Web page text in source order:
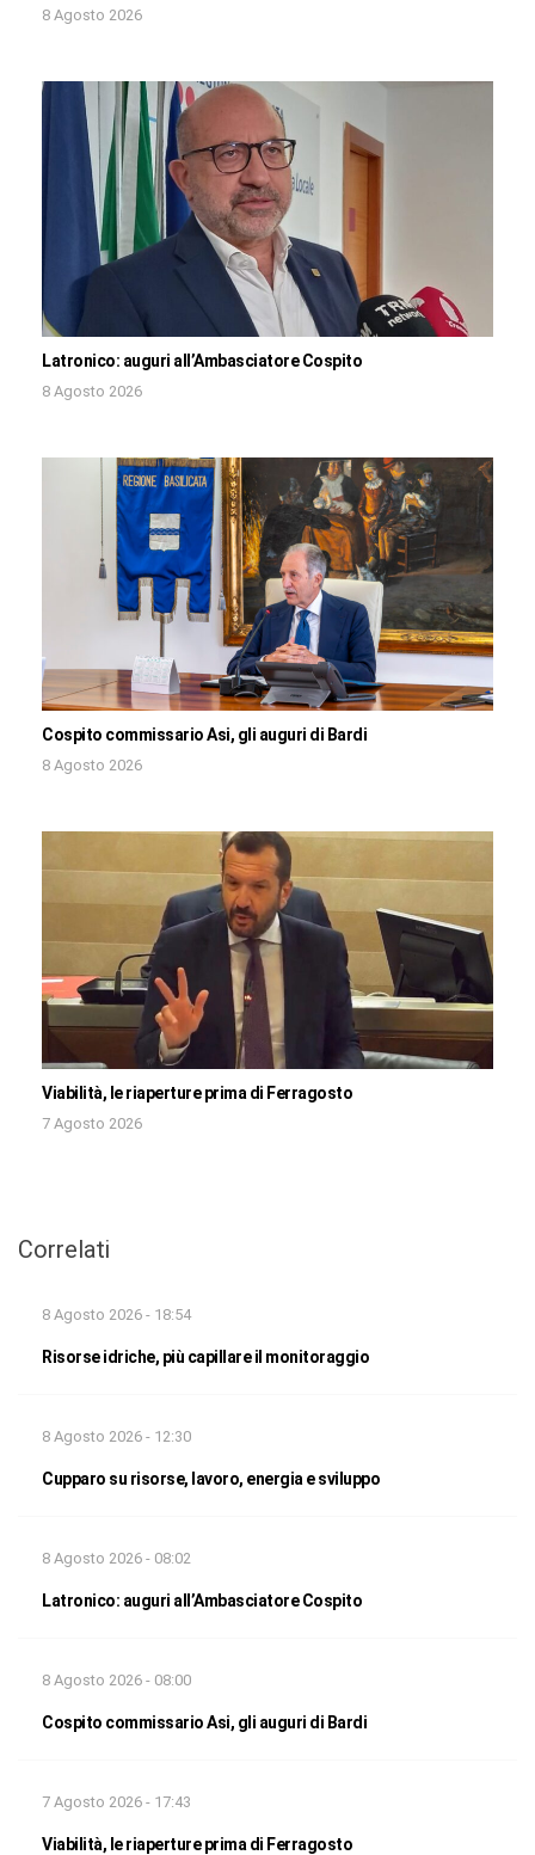
8 Agosto 2026
Latronico: auguri all’Ambasciatore Cospito
8 Agosto 2026
Cospito commissario Asi, gli auguri di Bardi
8 Agosto 2026
Viabilità, le riaperture prima di Ferragosto
7 Agosto 2026
Correlati
8 Agosto 2026 - 18:54
Risorse idriche, più capillare il monitoraggio
8 Agosto 2026 - 12:30
Cupparo su risorse, lavoro, energia e sviluppo
8 Agosto 2026 - 08:02
Latronico: auguri all’Ambasciatore Cospito
8 Agosto 2026 - 08:00
Cospito commissario Asi, gli auguri di Bardi
7 Agosto 2026 - 17:43
Viabilità, le riaperture prima di Ferragosto